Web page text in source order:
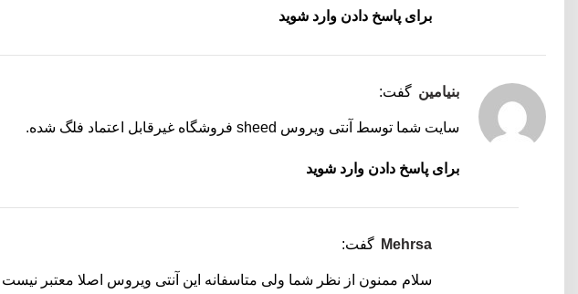
برای پاسخ دادن وارد شوید
بنیامین گفت:
سایت شما توسط آنتی ویروس sheed فروشگاه غیرقابل اعتماد فلگ شده.
برای پاسخ دادن وارد شوید
Mehrsa گفت:
سلام ممنون از نظر شما ولی متاسفانه این آنتی ویروس اصلا معتبر